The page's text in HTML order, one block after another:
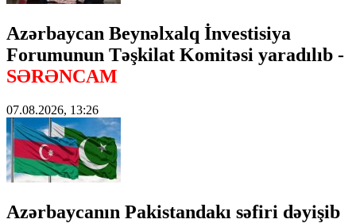
Azərbaycan Beynəlxalq İnvestisiya
Forumunun Təşkilat Komitəsi yaradılıb -
SƏRƏNCAM
07.08.2026, 13:26
Azərbaycanın Pakistandakı səfiri dəyişib